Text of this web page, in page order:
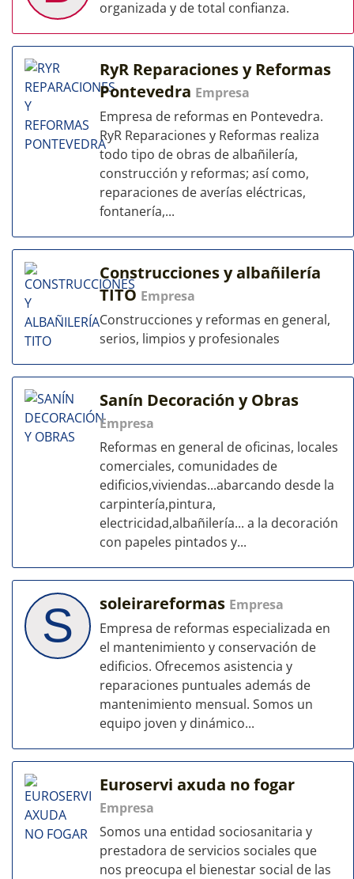
organizada y de total confianza.
RyR Reparaciones y Reformas
Pontevedra Empresa
Empresa de reformas en Pontevedra.
RyR Reparaciones y Reformas realiza
todo tipo de obras de albañilería,
construcción y reformas; así como,
reparaciones de averías eléctricas,
fontanería,...
Construcciones y albañilería
TITO Empresa
Construcciones y reformas en general,
serios, limpios y profesionales
Sanín Decoración y Obras
Empresa
Reformas en general de oficinas, locales
comerciales, comunidades de
edificios,viviendas...abarcando desde la
carpintería,pintura,
electricidad,albañilería... a la decoración
con papeles pintados y...
S soleirareformas Empresa
Empresa de reformas especializada en
el mantenimiento y conservación de
edificios. Ofrecemos asistencia y
reparaciones puntuales además de
mantenimiento mensual. Somos un
equipo joven y dinámico...
Euroservi axuda no fogar
Empresa
Somos una entidad sociosanitaria y
prestadora de servicios sociales que
nos preocupa el bienestar social de las